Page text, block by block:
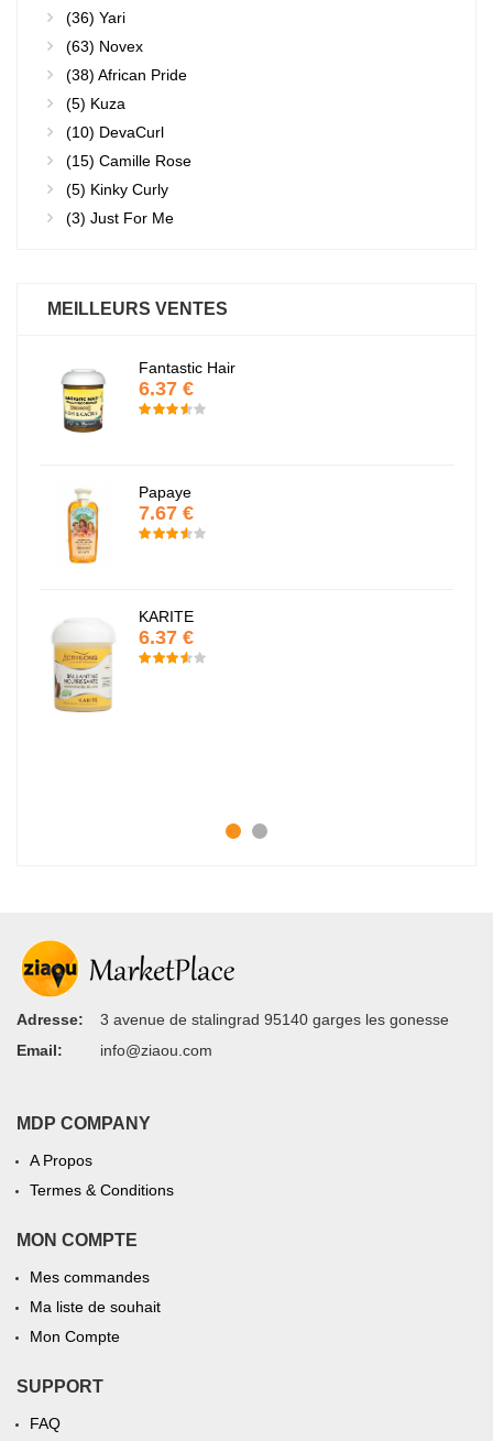
(36) Yari
(63) Novex
(38) African Pride
(5) Kuza
(10) DevaCurl
(15) Camille Rose
(5) Kinky Curly
(3) Just For Me
MEILLEURS VENTES
Fantastic Hair
6.37 €
Papaye
7.67 €
KARITE
6.37 €
Adresse:
3 avenue de stalingrad 95140 garges les gonesse
Email:
info@ziaou.com
MDP COMPANY
A Propos
Termes & Conditions
MON COMPTE
Mes commandes
Ma liste de souhait
Mon Compte
SUPPORT
FAQ